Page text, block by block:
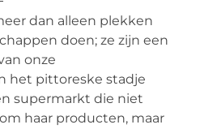
dan alleen plekken
doen; ze zijn een
onze
het pittoreske stadje
supermarkt die niet
haar producten, maar